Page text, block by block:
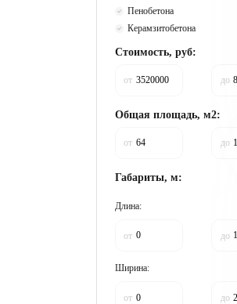
Пенобетона
Керамзитобетона
Стоимость, руб:
от до
Общая площадь, м2:
от до
Габариты, м:
Длина:
от до
Ширина:
от до